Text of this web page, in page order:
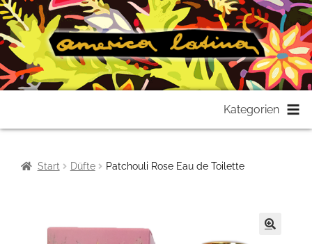
springen
springen
Kategorien
Start Düfte Patchouli Rose Eau de Toilette